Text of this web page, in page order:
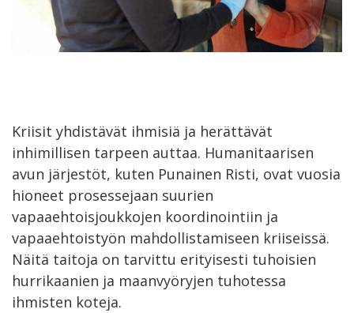
Kriisit yhdistävät ihmisiä ja herättävät
inhimillisen tarpeen auttaa. Humanitaarisen
avun järjestöt, kuten Punainen Risti, ovat vuosia
hioneet prosessejaan suurien
vapaaehtoisjoukkojen koordinointiin ja
vapaaehtoistyön mahdollistamiseen kriiseissä.
Näitä taitoja on tarvittu erityisesti tuhoisien
hurrikaanien ja maanvyöryjen tuhotessa
ihmisten koteja.